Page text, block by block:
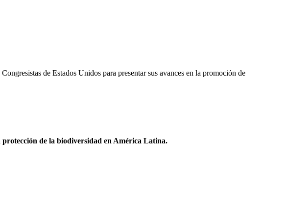
de Estados Unidos para presentar sus avances en la promoción de
de la biodiversidad en América Latina.